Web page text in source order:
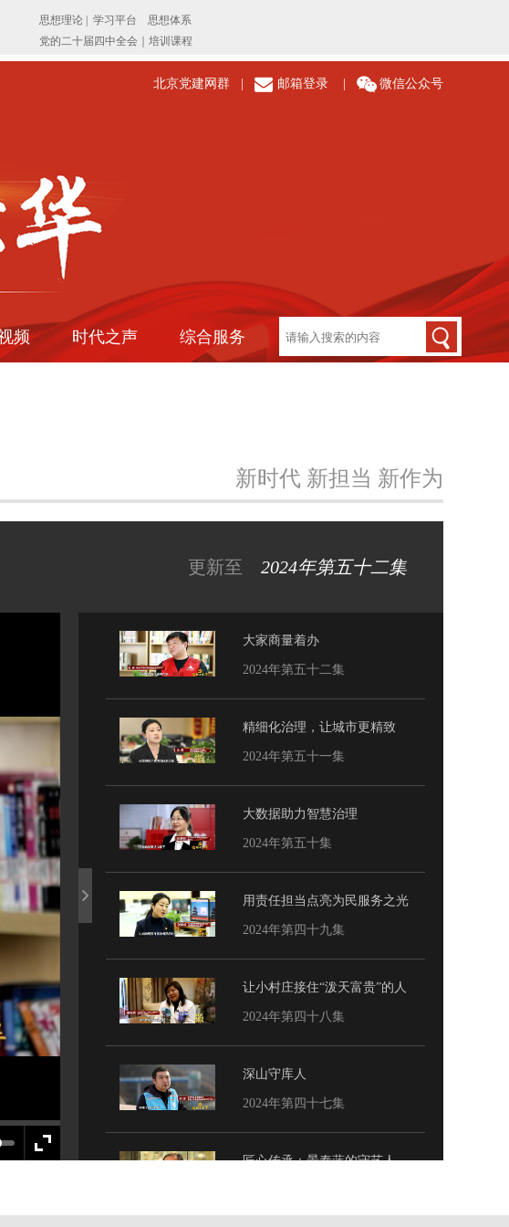
北京党建网群 邮箱登录 微信公众号
频 时代之声 综合服务
新时代 新担当 新作为
更新至 2024年第五十二集
大家商量着办
2024年第五十二集
精细化治理，让城市更精致
2024年第五十一集
大数据助力智慧治理
2024年第五十集
用责任担当点亮为民服务之光
2024年第四十九集
让小村庄接住“泼天富贵”的人
2024年第四十八集
深山守库人
2024年第四十七集
匠心传承：景泰蓝的守艺人